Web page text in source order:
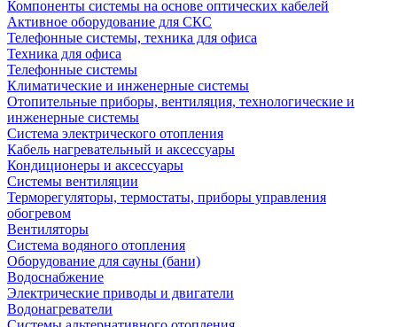
Компоненты системы на основе оптических кабелей
Активное оборудование для СКС
Телефонные системы, техника для офиса
Техника для офиса
Телефонные системы
Климатические и инженерные системы
Отопительные приборы, вентиляция, технологические и
инженерные системы
Система электрического отопления
Кабель нагревательный и аксессуары
Кондиционеры и аксессуары
Системы вентиляции
Терморегуляторы, термостаты, приборы управления
обогревом
Вентиляторы
Система водяного отопления
Оборудование для сауны (бани)
Водоснабжение
Электрические приводы и двигатели
Водонагреватели